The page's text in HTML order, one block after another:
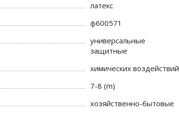
латекс
ф600571
универсальные
защитные
химических воздействий
7-8 (m)
хозяйственно-бытовые